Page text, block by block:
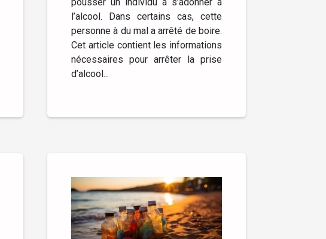
l’alcool. Dans certains cas, cette
personne à du mal a arrêté de boire.
Cet article contient les informations
nécessaires pour arrêter la prise
d’alcool...